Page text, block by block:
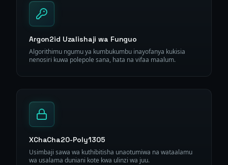
Argon2id Uzalishaji wa Funguo
Algorithimu ngumu ya kumbukumbu inayofanya kukisia
nenosiri kuwa polepole sana, hata na vifaa maalum.
XChaCha20-Poly1305
Usimbaji sawa wa kuthibitisha unaotumiwa na wataalamu
wa usalama duniani kote kwa ulinzi wa juu.